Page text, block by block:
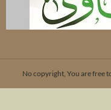
No copyright, You are free